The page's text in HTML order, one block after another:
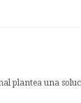
plantea una